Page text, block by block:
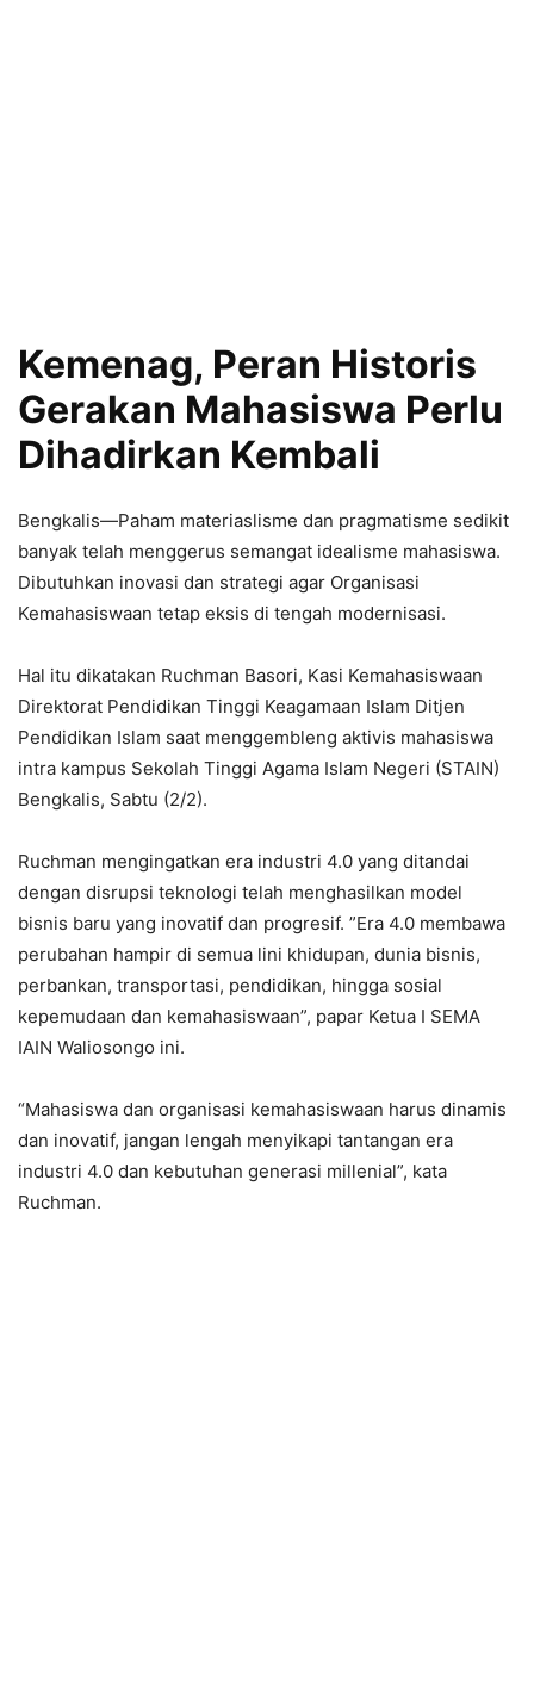
Kemenag, Peran Historis
Gerakan Mahasiswa Perlu
Dihadirkan Kembali
Bengkalis—Paham materiaslisme dan pragmatisme sedikit
banyak telah menggerus semangat idealisme mahasiswa.
Dibutuhkan inovasi dan strategi agar Organisasi
Kemahasiswaan tetap eksis di tengah modernisasi.
Hal itu dikatakan Ruchman Basori, Kasi Kemahasiswaan
Direktorat Pendidikan Tinggi Keagamaan Islam Ditjen
Pendidikan Islam saat menggembleng aktivis mahasiswa
intra kampus Sekolah Tinggi Agama Islam Negeri (STAIN)
Bengkalis, Sabtu (2/2).
Ruchman mengingatkan era industri 4.0 yang ditandai
dengan disrupsi teknologi telah menghasilkan model
bisnis baru yang inovatif dan progresif. ”Era 4.0 membawa
perubahan hampir di semua lini khidupan, dunia bisnis,
perbankan, transportasi, pendidikan, hingga sosial
kepemudaan dan kemahasiswaan”, papar Ketua I SEMA
IAIN Waliosongo ini.
“Mahasiswa dan organisasi kemahasiswaan harus dinamis
dan inovatif, jangan lengah menyikapi tantangan era
industri 4.0 dan kebutuhan generasi millenial”, kata
Ruchman.